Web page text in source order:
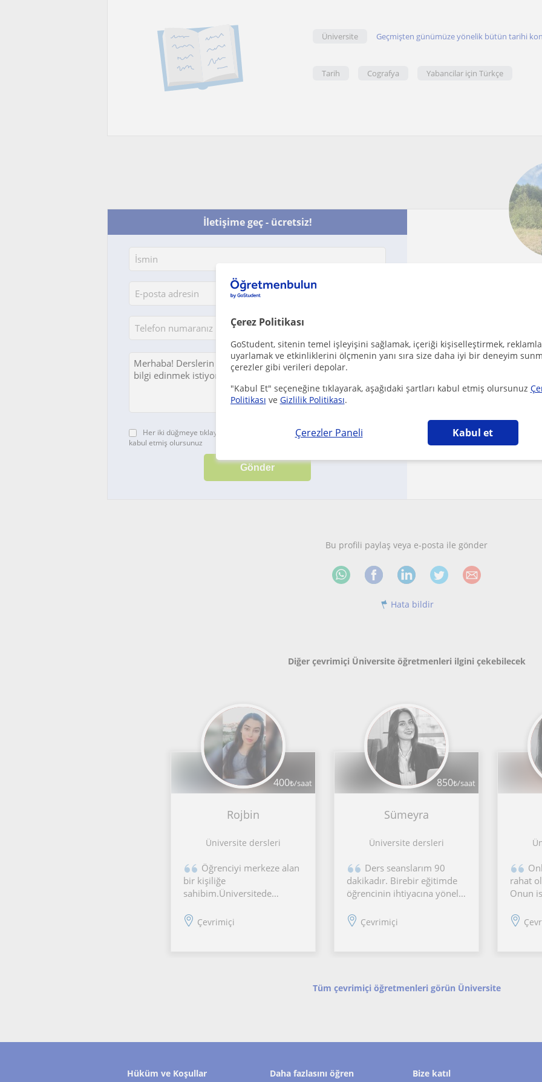
Çerez Politikası
GoStudent, sitenin temel işleyişini sağlamak, içeriği kişiselleştirmek,
uyarlamak ve etkinliklerini ölçmenin yanı sıra size daha iyi bir deneyim
çerezler gibi verileri depolar.
"Kabul Et" seçeneğine tıklayarak, aşağıdaki şartları kabul etmiş olursunuz
Politikası ve Gizlilik Politikası.
Çerezler Paneli Kabul et
Üniversite Geçmişten günümüze yönelik bütün tarihi
Tarih Cografya Yabancilar için Türkçe
İletişime geç - ücretsiz!
Her iki düğmeye tıklayarak, şartlar ve koşullarımızıile gizlilik politikamızı
kabul etmiş olursunuz
Onaylanmış iletişim
It's been a while
Bu profili paylaş veya e-posta ile gönder
Hata bildir
Diğer çevrimiçi Üniversite öğretmenleri ilgini çekebilecek
400₺/saat
Rojbin
Üniversite dersleri
Öğrenciyi merkeze alan
bir kişiliğe
sahibim.Üniversitede
Çocuklara ders anlattım.
Çevrimiçi
850₺/saat
Sümeyra
Üniversite dersleri
Ders seanslarım 90
dakikadır. Birebir eğitimde
öğrencinin ihtiyacına yönelik
ve öğrencinin geri
sorabilme
Çevrimiçi
rahat
Onun
Tüm çevrimiçi öğretmenleri görün Üniversite
Hüküm ve Koşullar Daha fazlasını öğren Bize katıl